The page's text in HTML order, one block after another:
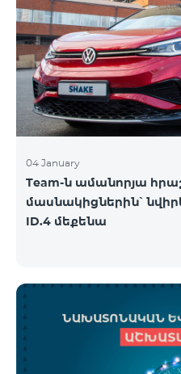
04 January
Team-ն ամանորյա
մասնակիցներին՝
ID.4 մեքենա